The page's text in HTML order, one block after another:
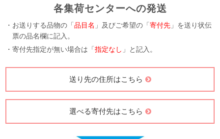
各集荷センターへの発送
・お送りする品物の「品目名 」及びご希望の「寄付先 」を送り状伝
票の品名欄に記入。
・寄付先指定が無い場合は「指定なし 」と記入。
送り先の住所はこちら
選べる寄付先はこちら